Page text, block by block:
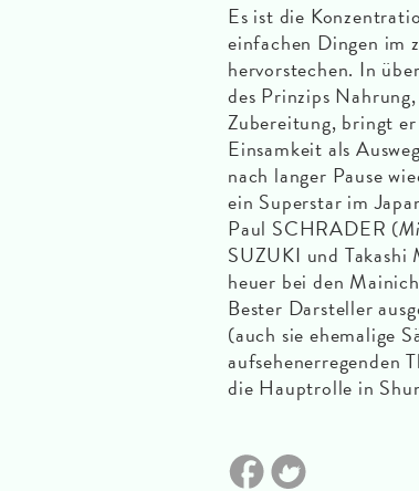
Es ist die
einfachen Dingen im
hervorstechen. In
des Prinzips
Zubereitung, bringt
Einsamkeit als
nach langer Pause
ein Superstar im
Paul SCHRADER (
SUZUKI und
heuer bei den
Bester Darsteller
(auch sie ehemalige
aufsehenerregenden
die Hauptrolle in